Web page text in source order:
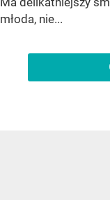
młoda, nie...